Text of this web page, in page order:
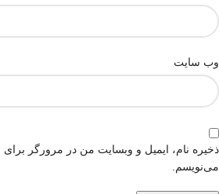
وب‌ سایت
ذخیره نام، ایمیل و وبسایت من در مرورگر برای
می‌نویسم.